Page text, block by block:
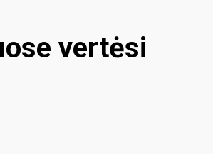
vertėsi